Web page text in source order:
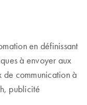
en définissant
à envoyer aux
de communication à
publicité